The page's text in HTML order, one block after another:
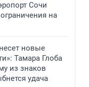
Сочи
на
новые
Тамара Глоба
из знаков
удача